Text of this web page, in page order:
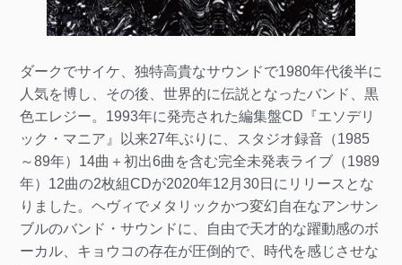
ダークでサイケ、独特高貴なサウンドで1980年代後半に
人気を博し、その後、世界的に伝説となったバンド、黒
色エレジー。1993年に発売された編集盤CD『エソデリ
ック・マニア』以来27年ぶりに、スタジオ録音（1985
～89年）14曲＋初出6曲を含む完全未発表ライブ（1989
年）12曲の2枚組CDが2020年12月30日にリリースとな
りました。ヘヴィでメタリックかつ変幻自在なアンサン
ブルのバンド・サウンドに、自由で天才的な躍動感のボ
ーカル、キョウコの存在が圧倒的で、時代を感じさせな